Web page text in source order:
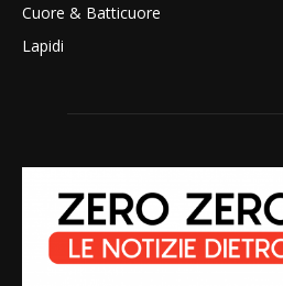
Cuore & Batticuore
Lapidi